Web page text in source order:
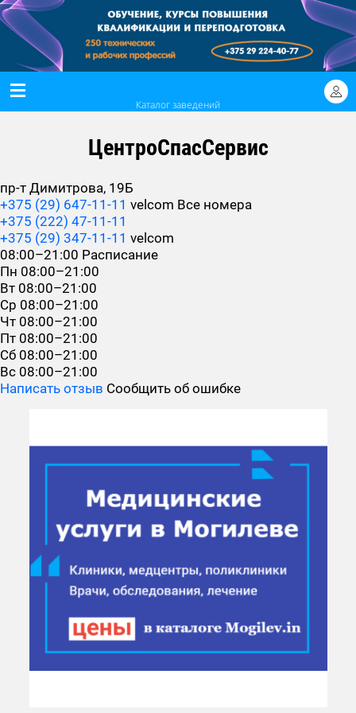
Каталог заведений
ЦентроСпасСервис
пр-т Димитрова, 19Б
+375 (29) 647-11-11 velcom Все номера
+375 (222) 47-11-11
+375 (29) 347-11-11 velcom
08:00–21:00 Расписание
Пн 08:00–21:00
Вт 08:00–21:00
Ср 08:00–21:00
Чт 08:00–21:00
Пт 08:00–21:00
Сб 08:00–21:00
Вс 08:00–21:00
Написать отзыв Сообщить об ошибке